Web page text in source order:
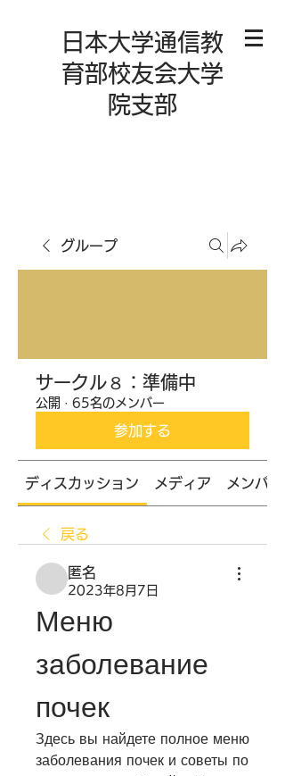
日本大学通信教
育部校友会大学
院支部
グループ
サークル８：準備中
公開 · 65名のメンバー
参加する
ディスカッション メディア メンバー
戻る
匿名
2023年8月7日
Меню
заболевание
почек
Здесь вы найдете полное меню
заболевания почек и советы по